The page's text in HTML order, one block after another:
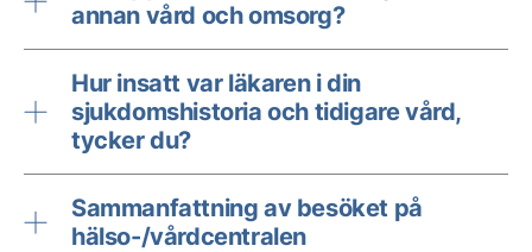
annan vård och omsorg?
Hur insatt var läkaren i din
sjukdomshistoria och tidigare vård,
tycker du?
Sammanfattning av besöket på
hälso-/vårdcentralen